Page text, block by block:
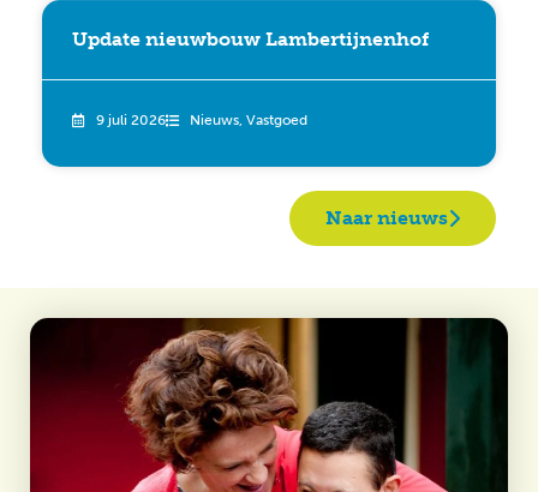
Update nieuwbouw Lambertijnenhof
9 juli 2026 Nieuws, Vastgoed
Naar nieuws